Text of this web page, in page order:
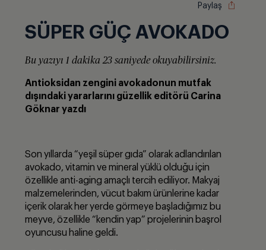
Paylaş
SÜPER GÜÇ AVOKADO
Bu yazıyı 1 dakika 23 saniyede okuyabilirsiniz.
Antioksidan zengini avokadonun mutfak
dışındaki yararlarını güzellik editörü Carina
Göknar yazdı
Son yıllarda “yeşil süper gıda” olarak adlandırılan
avokado, vitamin ve mineral yüklü olduğu için
özellikle anti-aging amaçlı tercih ediliyor. Makyaj
malzemelerinden, vücut bakım ürünlerine kadar
içerik olarak her yerde görmeye başladığımız bu
meyve, özellikle “kendin yap” projelerinin başrol
oyuncusu haline geldi.